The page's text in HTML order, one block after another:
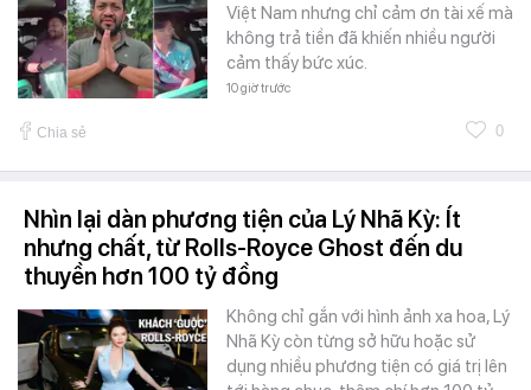
Việt Nam nhưng chỉ cảm ơn tài xế mà
không trả tiền đã khiến nhiều người
cảm thấy bức xúc.
10 giờ trước
Chia sẻ 0
Nhìn lại dàn phương tiện của Lý Nhã Kỳ: Ít
nhưng chất, từ Rolls-Royce Ghost đến du
thuyền hơn 100 tỷ đồng
Không chỉ gắn với hình ảnh xa hoa, Lý
Nhã Kỳ còn từng sở hữu hoặc sử
dụng nhiều phương tiện có giá trị lên